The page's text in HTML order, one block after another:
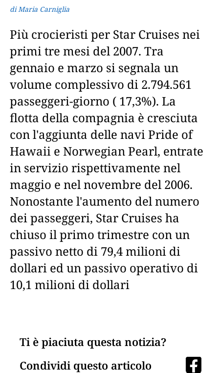
di Maria Carniglia
Più crocieristi per Star Cruises nei
primi tre mesi del 2007. Tra
gennaio e marzo si segnala un
volume complessivo di 2.794.561
passeggeri-giorno ( 17,3%). La
flotta della compagnia è cresciuta
con l'aggiunta delle navi Pride of
Hawaii e Norwegian Pearl, entrate
in servizio rispettivamente nel
maggio e nel novembre del 2006.
Nonostante l'aumento del numero
dei passeggeri, Star Cruises ha
chiuso il primo trimestre con un
passivo netto di 79,4 milioni di
dollari ed un passivo operativo di
10,1 milioni di dollari
Ti è piaciuta questa notizia?
Condividi questo articolo